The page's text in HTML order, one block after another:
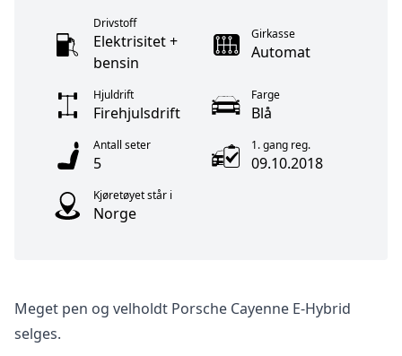
Drivstoff
Elektrisitet +
bensin
Girkasse
Automat
Hjuldrift
Firehjulsdrift
Farge
Blå
Antall seter
5
1. gang reg.
09.10.2018
Kjøretøyet står i
Norge
Meget pen og velholdt Porsche Cayenne E-Hybrid
selges.